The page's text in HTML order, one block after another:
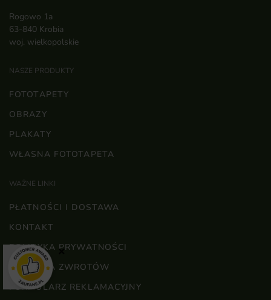
Rogowo 1a
63-840 Krobia
woj. wielkopolskie
NASZE PRODUKTY
FOTOTAPETY
OBRAZY
PLAKATY
WŁASNA FOTOTAPETA
WAŻNE LINKI
PŁATNOŚCI I DOSTAWA
KONTAKT
POLITYKA PRYWATNOŚCI
POLITYKA ZWROTÓW
FORMULARZ REKLAMACYJNY
×